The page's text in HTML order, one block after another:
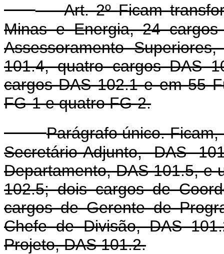
Art. 2º Ficam
Minas e Energia, 24
Assessoramento
101.4, quatro cargos DAS
cargos DAS 102.1 e em 55
FG-1 e quatro FG-2.
Parágrafo único.
Secretário-Adjunto, DAS
Departamento, DAS 101.5, e
102.5; dois cargos de
cargos de Gerente de
Chefe de Divisão, DAS
Projeto, DAS 101.2.